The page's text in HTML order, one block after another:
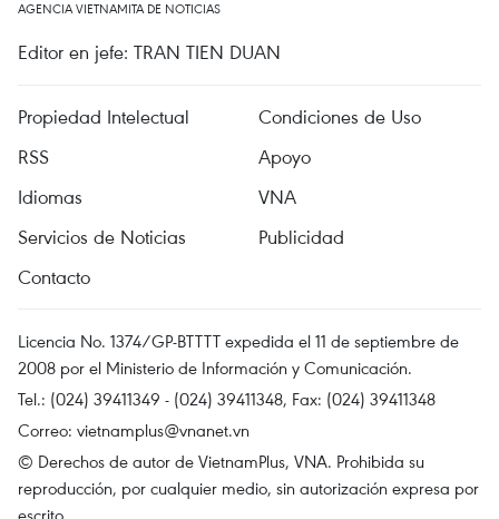
AGENCIA VIETNAMITA DE NOTICIAS
Editor en jefe: TRAN TIEN DUAN
Propiedad Intelectual
Condiciones de Uso
RSS
Apoyo
Idiomas
VNA
Servicios de Noticias
Publicidad
Contacto
Licencia No. 1374/GP-BTTTT expedida el 11 de septiembre de
2008 por el Ministerio de Información y Comunicación.
Tel.: (024) 39411349 - (024) 39411348, Fax: (024) 39411348
Correo: vietnamplus@vnanet.vn
© Derechos de autor de VietnamPlus, VNA. Prohibida su
reproducción, por cualquier medio, sin autorización expresa por
escrito.